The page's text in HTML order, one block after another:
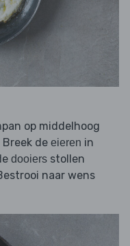
op middelhoog
de eieren in
dooiers stollen
naar wens